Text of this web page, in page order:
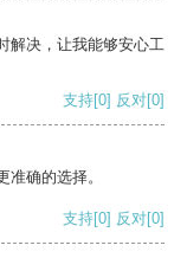
解决，让我能够安心工
支持[0] 反对[0]
确的选择。
支持[0] 反对[0]